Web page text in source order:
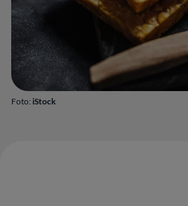
Foto: iStock